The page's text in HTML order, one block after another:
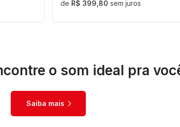
R$ 399,80 sem juros
o som ideal pra
Saiba mais